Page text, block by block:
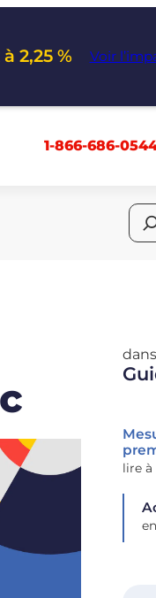
2,25 % Voir
1-866-686-
lire à